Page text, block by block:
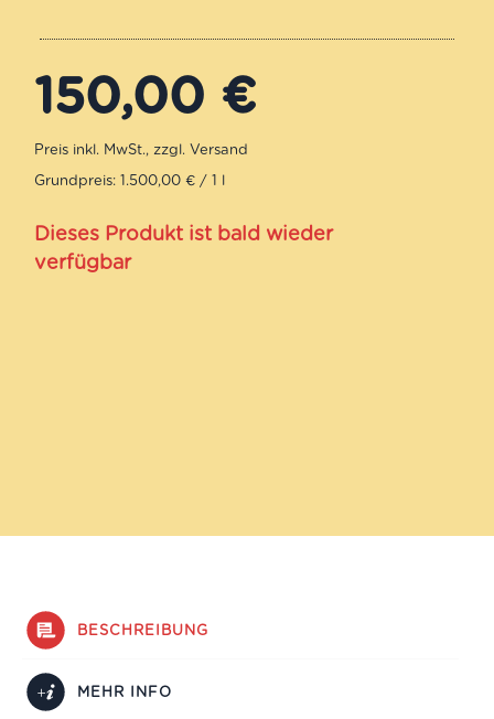
150,00 €
Grundpreis: 1.500,00 € / 1 l
Dieses Produkt ist bald wieder
verfügbar
BESCHREIBUNG
MEHR INFO